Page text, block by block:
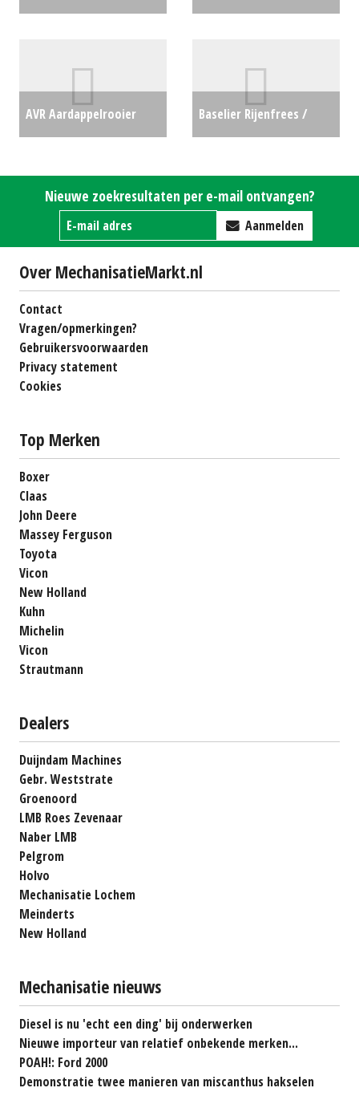
#22107
€0
AVR Aardappelrooier
€27500
Baselier Rijenfrees /
#23626
€4500
Nieuwe zoekresultaten per e-mail ontvangen?
Aanmelden
Over MechanisatieMarkt.nl
Contact
Vragen/opmerkingen?
Gebruikersvoorwaarden
Privacy statement
Cookies
Top Merken
Boxer
Claas
John Deere
Massey Ferguson
Toyota
Vicon
New Holland
Kuhn
Michelin
Vicon
Strautmann
Dealers
Duijndam Machines
Gebr. Weststrate
Groenoord
LMB Roes Zevenaar
Naber LMB
Pelgrom
Holvo
Mechanisatie Lochem
Meinderts
New Holland
Mechanisatie nieuws
Diesel is nu 'echt een ding' bij onderwerken
Nieuwe importeur van relatief onbekende merken...
POAH!: Ford 2000
Demonstratie twee manieren van miscanthus hakselen